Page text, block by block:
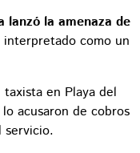
lanzó la amenaza de
como un
en Playa del
acusaron de cobros
servicio.